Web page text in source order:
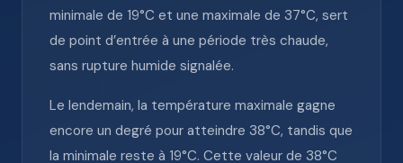
minimale de 19°C et une maximale de 37°C, sert
de point d’entrée à une période très chaude,
sans rupture humide signalée.
Le lendemain, la température maximale gagne
encore un degré pour atteindre 38°C, tandis que
la minimale reste à 19°C. Cette valeur de 38°C